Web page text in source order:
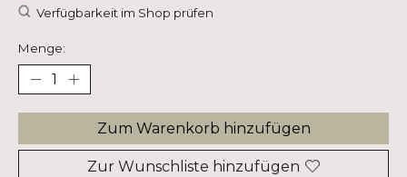
Verfügbarkeit im Shop prüfen
Menge:
Zum Warenkorb hinzufügen
Zur Wunschliste hinzufügen